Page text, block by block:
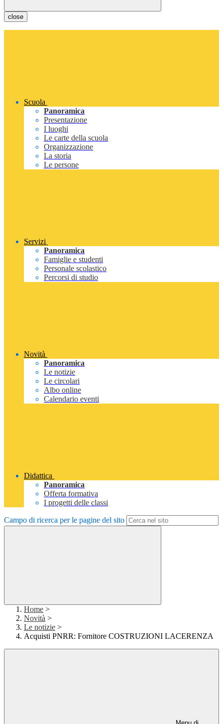
close
Scuola
Panoramica
Presentazione
I luoghi
Le carte della scuola
Organizzazione
La storia
Le persone
Servizi
Panoramica
Famiglie e studenti
Personale scolastico
Percorsi di studio
Novità
Panoramica
Le notizie
Le circolari
Albo online
Calendario eventi
Didattica
Panoramica
Offerta formativa
I progetti delle classi
Campo di ricerca per le pagine del sito
Home >
Novità >
Le notizie >
Acquisti PNRR: Fornitore COSTRUZIONI LACERENZA